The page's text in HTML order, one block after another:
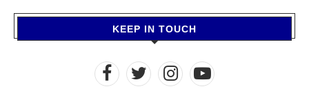
KEEP IN TOUCH